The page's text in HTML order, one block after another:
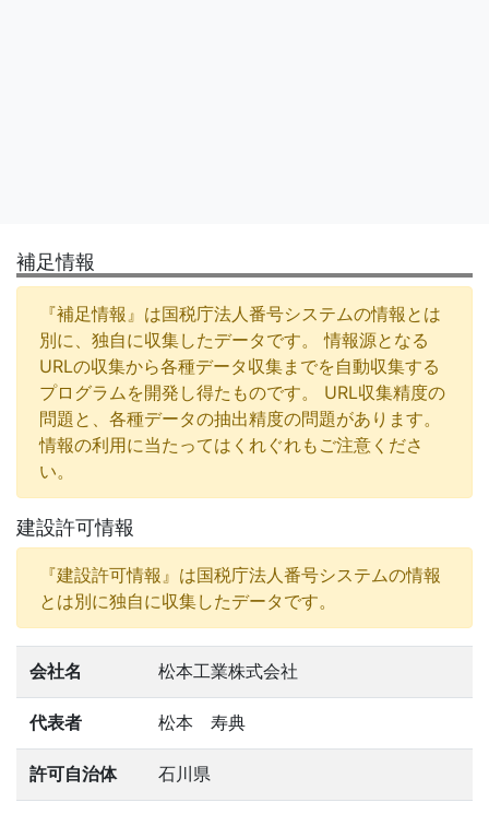
補足情報
『補足情報』は国税庁法人番号システムの情報とは
別に、独自に収集したデータです。 情報源となる
URLの収集から各種データ収集までを自動収集する
プログラムを開発し得たものです。 URL収集精度の
問題と、各種データの抽出精度の問題があります。
情報の利用に当たってはくれぐれもご注意くださ
い。
建設許可情報
『建設許可情報』は国税庁法人番号システムの情報
とは別に独自に収集したデータです。
会社名 松本工業株式会社
代表者 松本 寿典
許可自治体 石川県